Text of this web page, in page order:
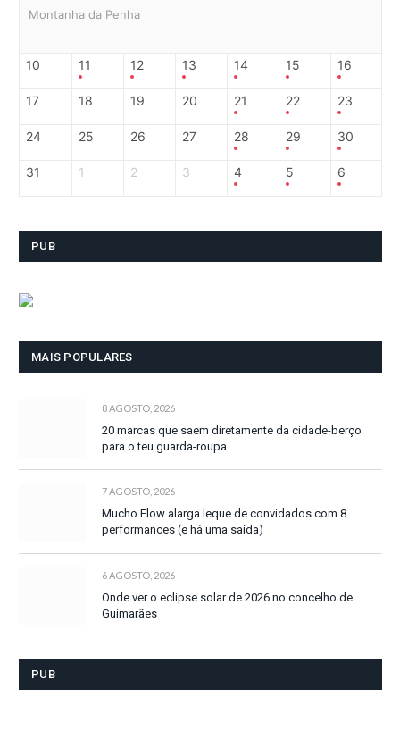
Montanha da Penha
10 11 12 13 14 15 16
17 18 19 20 21 22 23
24 25 26 27 28 29 30
31 1 2 3 4 5 6
PUB
MAIS POPULARES
8 AGOSTO, 2026
20 marcas que saem diretamente da cidade-berço
para o teu guarda-roupa
7 AGOSTO, 2026
Mucho Flow alarga leque de convidados com 8
performances (e há uma saída)
6 AGOSTO, 2026
Onde ver o eclipse solar de 2026 no concelho de
Guimarães
PUB